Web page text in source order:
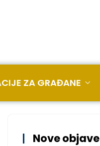
ZA GRAĐANE
Nove objave